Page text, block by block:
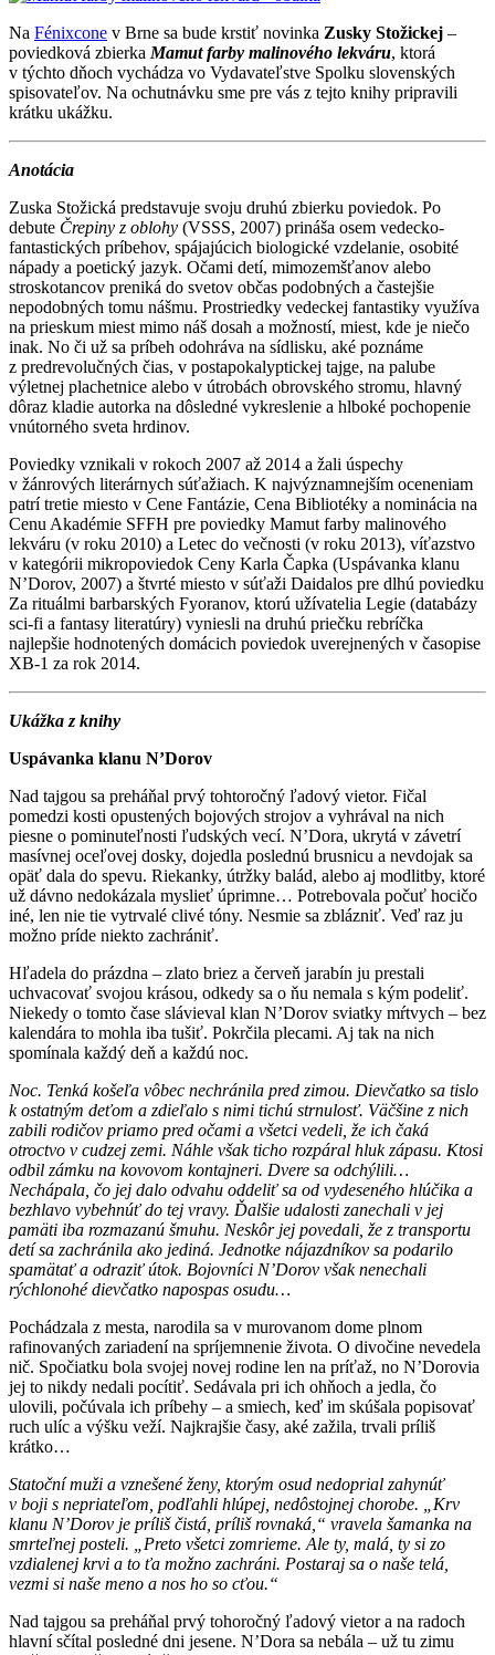
Na Fénixcone v Brne sa bude krstiť novinka Zusky Stožickej –
poviedková zbierka Mamut farby malinového lekváru, ktorá
v týchto dňoch vychádza vo Vydavateľstve Spolku slovenských
spisovateľov. Na ochutnávku sme pre vás z tejto knihy pripravili
krátku ukážku.
Anotácia
Zuska Stožická predstavuje svoju druhú zbierku poviedok. Po
debute Črepiny z oblohy (VSSS, 2007) prináša osem vedecko-
fantastických príbehov, spájajúcich biologické vzdelanie, osobité
nápady a poetický jazyk. Očami detí, mimozemšťanov alebo
stroskotancov preniká do svetov občas podobných a častejšie
nepodobných tomu nášmu. Prostriedky vedeckej fantastiky využíva
na prieskum miest mimo náš dosah a možností, miest, kde je niečo
inak. No či už sa príbeh odohráva na sídlisku, aké poznáme
z predrevolučných čias, v postapokalyptickej tajge, na palube
výletnej plachetnice alebo v útrobách obrovského stromu, hlavný
dôraz kladie autorka na dôsledné vykreslenie a hlboké pochopenie
vnútorného sveta hrdinov.
Poviedky vznikali v rokoch 2007 až 2014 a žali úspechy
v žánrových literárnych súťažiach. K najvýznamnejším oceneniam
patrí tretie miesto v Cene Fantázie, Cena Bibliotéky a nominácia na
Cenu Akadémie SFFH pre poviedky Mamut farby malinového
lekváru (v roku 2010) a Letec do večnosti (v roku 2013), víťazstvo
v kategórii mikropoviedok Ceny Karla Čapka (Uspávanka klanu
N’Dorov, 2007) a štvrté miesto v súťaži Daidalos pre dlhú poviedku
Za rituálmi barbarských Fyoranov, ktorú užívatelia Legie (databázy
sci-fi a fantasy literatúry) vyniesli na druhú priečku rebríčka
najlepšie hodnotených domácich poviedok uverejnených v časopise
XB-1 za rok 2014.
Ukážka z knihy
Uspávanka klanu N’Dorov
Nad tajgou sa preháňal prvý tohtoročný ľadový vietor. Fičal
pomedzi kosti opustených bojových strojov a vyhrával na nich
piesne o pominuteľnosti ľudských vecí. N’Dora, ukrytá v závetrí
masívnej oceľovej dosky, dojedla poslednú brusnicu a nevdojak sa
opäť dala do spevu. Riekanky, útržky balád, alebo aj modlitby, ktoré
už dávno nedokázala myslieť úprimne… Potrebovala počuť hocičo
iné, len nie tie vytrvalé clivé tóny. Nesmie sa zblázniť. Veď raz ju
možno príde niekto zachrániť.
Hľadela do prázdna – zlato briez a červeň jarabín ju prestali
uchvacovať svojou krásou, odkedy sa o ňu nemala s kým podeliť.
Niekedy o tomto čase slávieval klan N’Dorov sviatky mŕtvych – bez
kalendára to mohla iba tušiť. Pokrčila plecami. Aj tak na nich
spomínala každý deň a každú noc.
Noc. Tenká košeľa vôbec nechránila pred zimou. Dievčatko sa tislo
k ostatným deťom a zdieľalo s nimi tichú strnulosť. Väčšine z nich
zabili rodičov priamo pred očami a všetci vedeli, že ich čaká
otroctvo v cudzej zemi. Náhle však ticho rozpáral hluk zápasu. Ktosi
odbil zámku na kovovom kontajneri. Dvere sa odchýlili…
Nechápala, čo jej dalo odvahu oddeliť sa od vydeseného hlúčika a
bezhlavo vybehnúť do tej vravy. Ďalšie udalosti zanechali v jej
pamäti iba rozmazanú šmuhu. Neskôr jej povedali, že z transportu
detí sa zachránila ako jediná. Jednotke nájazdníkov sa podarilo
spamätať a odraziť útok. Bojovníci N’Dorov však nenechali
rýchlonohé dievčatko napospas osudu…
Pochádzala z mesta, narodila sa v murovanom dome plnom
rafinovaných zariadení na spríjemnenie života. O divočine nevedela
nič. Spočiatku bola svojej novej rodine len na príťaž, no N’Dorovia
jej to nikdy nedali pocítiť. Sedávala pri ich ohňoch a jedla, čo
ulovili, počúvala ich príbehy – a smiech, keď im skúšala popisovať
ruch ulíc a výšku veží. Najkrajšie časy, aké zažila, trvali príliš
krátko…
Statoční muži a vznešené ženy, ktorým osud nedoprial zahynúť
v boji s nepriateľom, podľahli hlúpej, nedôstojnej chorobe. „Krv
klanu N’Dorov je príliš čistá, príliš rovnaká,“ vravela šamanka na
smrteľnej posteli. „Preto všetci zomrieme. Ale ty, malá, ty si zo
vzdialenej krvi a to ťa možno zachráni. Postaraj sa o naše telá,
vezmi si naše meno a nos ho so cťou.“
Nad tajgou sa preháňal prvý tohoročný ľadový vietor a na radoch
hlavní sčítal posledné dni jesene. N’Dora sa nebála – už tu zimu